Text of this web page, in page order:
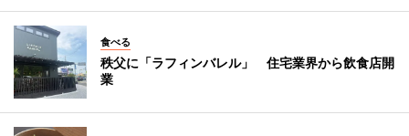
食べる
秩父に「ラフィンバレル」 住宅業界から飲食店開
業